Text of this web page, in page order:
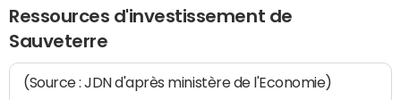
Ressources d'investissement de
Sauveterre
(Source : JDN d'après ministère de l'Economie)